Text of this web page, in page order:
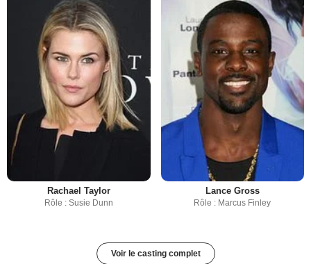
Rachael Taylor
Rôle : Susie Dunn
Lance Gross
Rôle : Marcus Finley
Voir le casting complet